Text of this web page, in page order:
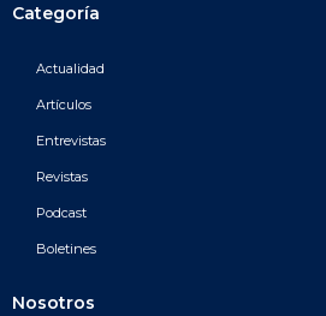
Categoría
Actualidad
Artículos
Entrevistas
Revistas
Podcast
Boletines
Nosotros